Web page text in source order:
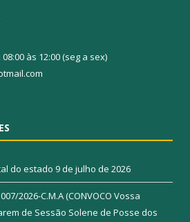
às 12:00 (seg a sex)
do estado 9 de julho de 2026
2026-C.M.A (CONVOCO Vossa
de Sessão Solene de Posse dos